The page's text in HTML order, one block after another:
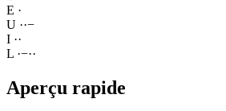
E ·
U ··−
I ··
L ·−··
Aperçu rapide